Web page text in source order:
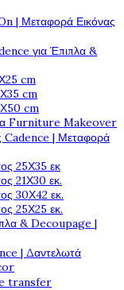
| Μεταφορά Εικόνας
για Έπιπλα &
cm
cm
cm
Furniture Makeover
| Μεταφορά
25Χ35 εκ
21Χ30 εκ.
30Χ42 εκ.
25Χ25 εκ.
& Decoupage |
| Δαντελωτά
transfer